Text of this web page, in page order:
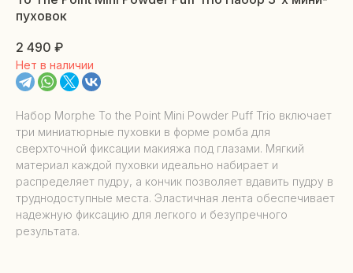
пуховок
2 490 ₽
Нет в наличии
Набор Morphe To the Point Mini Powder Puff Trio включает
три миниатюрные пуховки в форме ромба для
сверхточной фиксации макияжа под глазами. Мягкий
материал каждой пуховки идеально набирает и
распределяет пудру, а кончик позволяет вдавить пудру в
труднодоступные места. Эластичная лента обеспечивает
надежную фиксацию для легкого и безупречного
результата.